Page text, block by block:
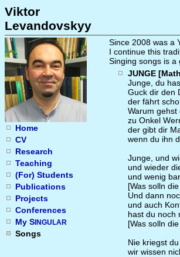
Viktor
Levandovskyy
Home
CV
Research
Teaching
(For) Students
Publications
Projects
Conferences
My SINGULAR
Songs
Since 2008 was a
I continue this
Singing songs is a
JUNGE
Junge, du
Guck dir den
der fährt
Warum gehst
zu Onkel
der gibt dir
wenn du ihn
Junge, und
und wieder
und wenig
[Was solln
Und dann
und auch
hast du noch
[Was solln
Nie kriegst
wir wissen